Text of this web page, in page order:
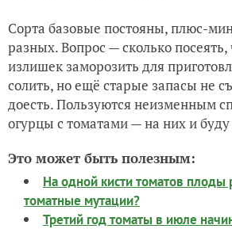
Сорта базовые постояны, плюс-
разных. Вопрос — сколько посеять,
излишек заморозить для
солить, но ещё старые запасы не
доесть. Пользуются неизменным
огурцы с томатами — на них и буду
Это может быть полезным:
На одной кисти томатов
томатные мутации?
Третий год томаты в июле